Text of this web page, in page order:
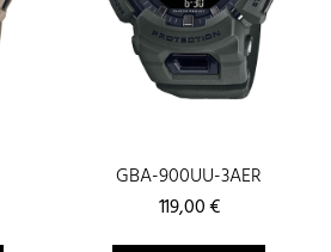
GBA-900UU-3AER
119,00€